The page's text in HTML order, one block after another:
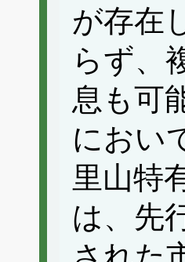
が存在
らず、
息も可
におい
里山特
は、先